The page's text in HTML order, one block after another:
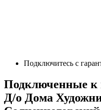
Подключитесь с
Подключенные к
Д/о Дома